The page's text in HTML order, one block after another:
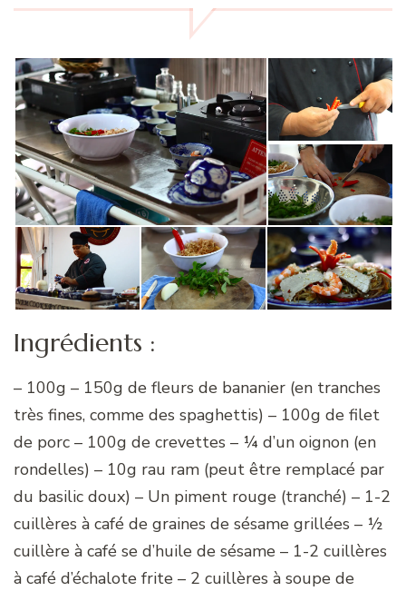
Ingrédients :
– 100g – 150g de fleurs de bananier (en tranches
très fines, comme des spaghettis) – 100g de filet
de porc – 100g de crevettes – ¼ d’un oignon (en
rondelles) – 10g rau ram (peut être remplacé par
du basilic doux) – Un piment rouge (tranché) – 1-2
cuillères à café de graines de sésame grillées – ½
cuillère à café se d’huile de sésame – 1-2 cuillères
à café d’échalote frite – 2 cuillères à soupe de